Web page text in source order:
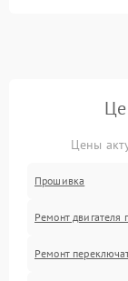
Цены
Прошивка
Ремонт двигателя
Ремонт